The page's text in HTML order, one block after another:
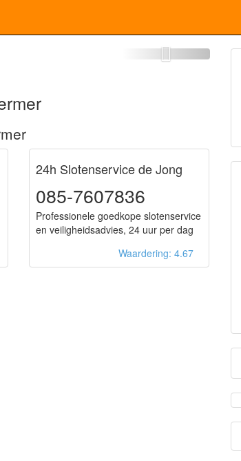
24h Slotenservice de Jong
085-7607836
Professionele goedkope slotenservice
en veiligheidsadvies, 24 uur per dag
Waardering: 4.67